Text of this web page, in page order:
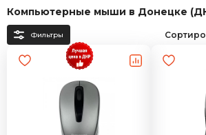
Компьютерные мыши в Донецке
Фильтры